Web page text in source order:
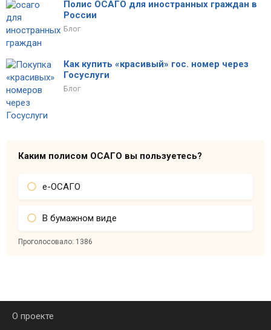
Полис ОСАГО для иностранных граждан в
России
Блог
Как купить «красивый» гос. номер через
Госуслуги
Блог
Каким полисом ОСАГО вы пользуетесь?
е-ОСАГО
В бумажном виде
Проголосовало: 1386
О проекте